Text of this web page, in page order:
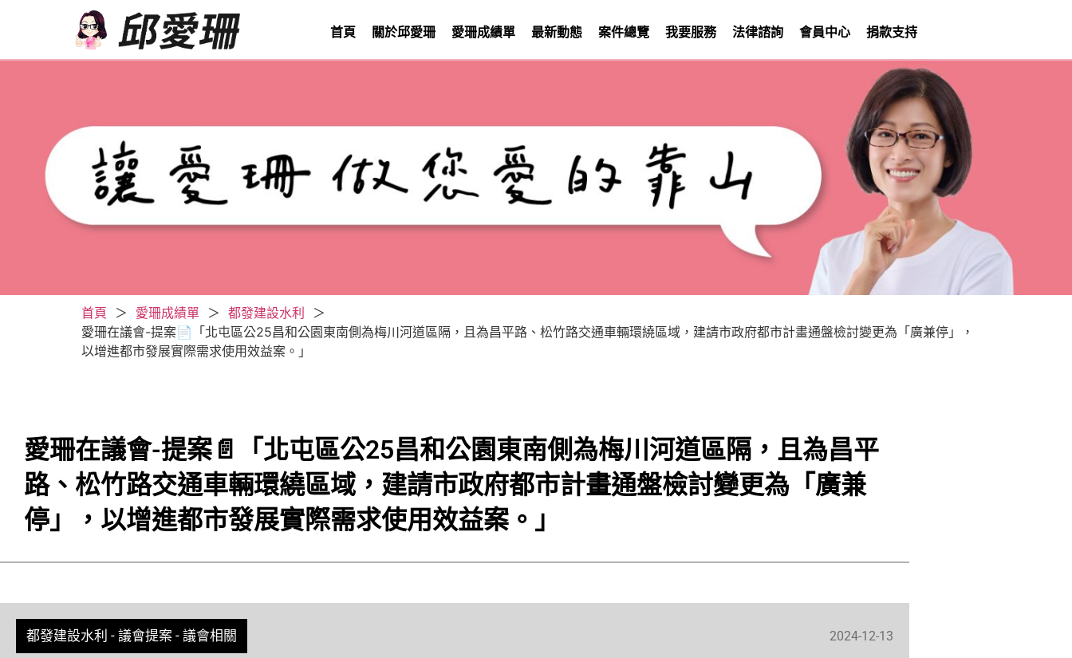
首頁 關於邱愛珊 愛珊成績單 最新動態 案件總覽 我要服務 法律諮詢 會員中心 捐款支持
首頁 ＞ 愛珊成績單 ＞ 都發建設水利
＞
愛珊在議會-提案📄「北屯區公25昌和公園東南側為梅川河道區隔，且為昌平路、松竹路交通車輛環繞區域，建請市政府都市計畫通盤檢討變更為「廣兼停」，
以增進都市發展實際需求使用效益案。」
愛珊在議會-提案📄「北屯區公25昌和公園東南側為梅川河道區隔，且為昌平
路、松竹路交通車輛環繞區域，建請市政府都市計畫通盤檢討變更為「廣兼
停」，以增進都市發展實際需求使用效益案。」
都發建設水利 - 議會提案 - 議會相關 2024-12-13